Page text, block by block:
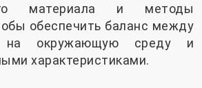
материала и методы
обеспечить баланс между
на окружающую среду и
характеристиками.